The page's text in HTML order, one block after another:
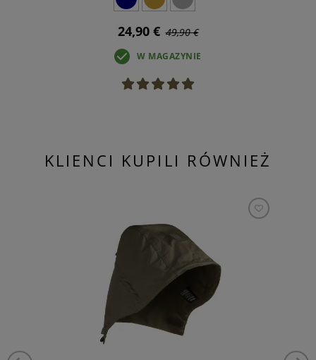
24,90 € 49,90 €
W MAGAZYNIE
KLIENCI KUPILI RÓWNIEŻ